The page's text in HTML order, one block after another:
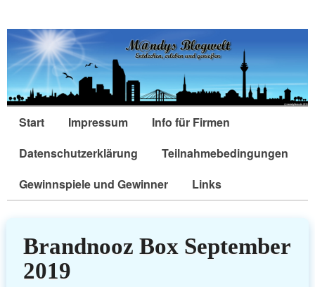
Start Impressum
Info für Firmen
Datenschutzerklärung
Teilnahmebedingungen
Gewinnspiele und Gewinner
Links
Brandnooz Box September
2019